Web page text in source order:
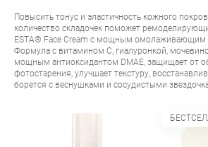
Повысить тонус и эластичность кожного
количество складочек поможет
ESTA® Face Cream с мощным омолаживающим
Формула с витамином С, гиалуронкой,
мощным антиоксидантом DMAE, защищает от
фотостарения, улучшает текстуру,
борется с веснушками и сосудистыми